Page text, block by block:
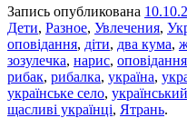
Запись опубликована
Дети, Разное, Увлечения,
оповідання, діти, два кума,
зозулечка, нарис,
рибак, рибалка, україна,
українське село,
щасливі українці, Ятрань.